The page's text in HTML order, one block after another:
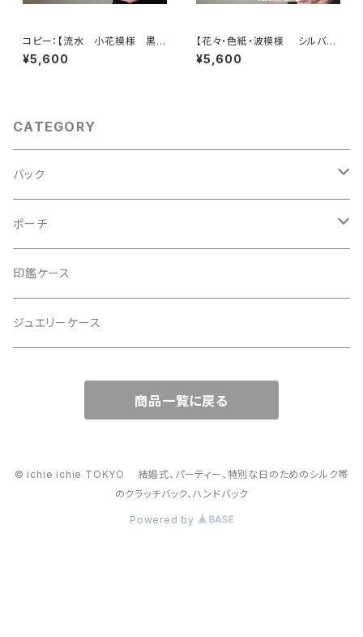
コピー：【流水 小花模様 黒
シルク 帯リメイク ミニサブバッ
ク フォーマルバック】日常使い、
¥5,600
【花々・色紙・波模様 シルバ
ー・薄ピンク シルク帯リメイク
ミニサブバッグ フォーマルバッ
¥5,600
CATEGORY
バック
2Wayクラッチバッグ＆ハンドバッグ
ハンドバッグ・ショルダーバッグ
スマホショルダー、サコッシュ
トートーバッグ
コロンとしたハンドバッグ
ポーチ
コロンとした大容量コスメポーチ
ミニポーチ
印鑑ケース
ジュエリーケース
商品一覧に戻る
© ichie ichie TOKYO 結婚式、パーティー、特別な日のためのシルク帯
のクラッチバック、ハンドバック
Powered by